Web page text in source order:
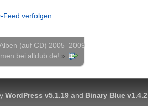
Feed verfolgen
(auf CD) 2005–2009
bei alldub.de! »
WordPress v5.1.19and Binary Blue v1.4.2